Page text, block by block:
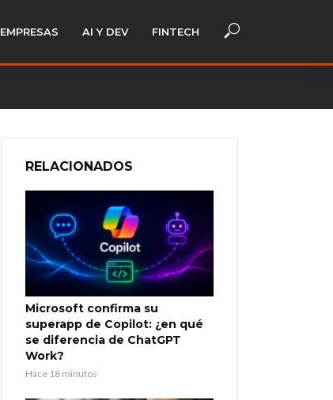
EMPRESAS AI Y DEV FINTECH
RELACIONADOS
Microsoft confirma su
superapp de Copilot: ¿en qué
se diferencia de ChatGPT
Work?
Hace 18 minutos